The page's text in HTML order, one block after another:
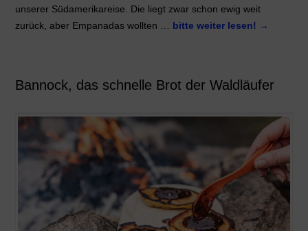
unserer Südamerikareise. Die liegt zwar schon ewig weit
zurück, aber Empanadas wollten … bitte weiter lesen! →
Bannock, das schnelle Brot der Waldläufer